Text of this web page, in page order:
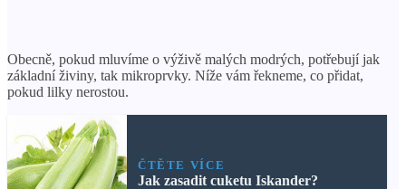
Obecně, pokud mluvíme o výživě malých modrých, potřebují jak
základní živiny, tak mikroprvky. Níže vám řekneme, co přidat,
pokud lilky nerostou.
ČTĚTE VÍCE
Jak zasadit cuketu Iskander?